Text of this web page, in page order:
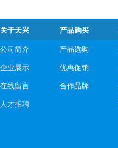
关于天兴
公司简介
企业展示
在线留言
人才招聘
产品购买
产品选购
优惠促销
合作品牌